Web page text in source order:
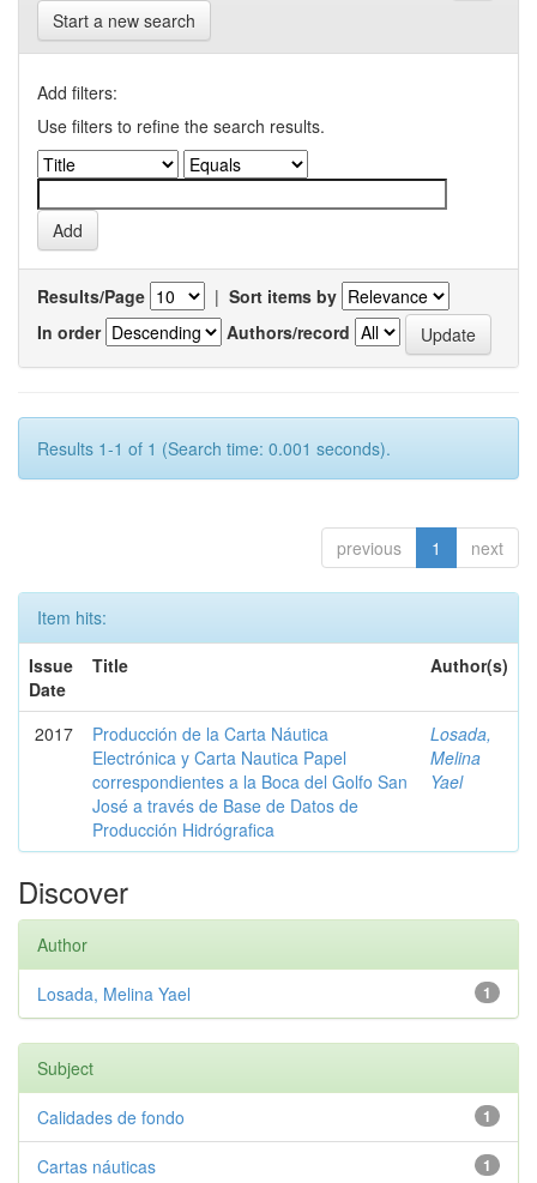
Start a new search
Add filters:
Use filters to refine the search results.
Results/Page | Sort items by
In order
Authors/record
Results 1-1 of 1 (Search time: 0.001 seconds).
previous 1 next
Item hits:
Issue
Date
Title Author(s)
2017
Producción de la Carta Náutica
Electrónica y Carta Nautica Papel
correspondientes a la Boca del Golfo San
José a través de Base de Datos de
Producción Hidrógrafica
Losada,
Melina
Yael
Discover
Author
1
Losada, Melina Yael
Subject
1
Calidades de fondo
1
Cartas náuticas